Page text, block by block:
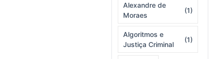
Alexandre de
Moraes
(1)
Algoritmos e
Justiça Criminal
(1)